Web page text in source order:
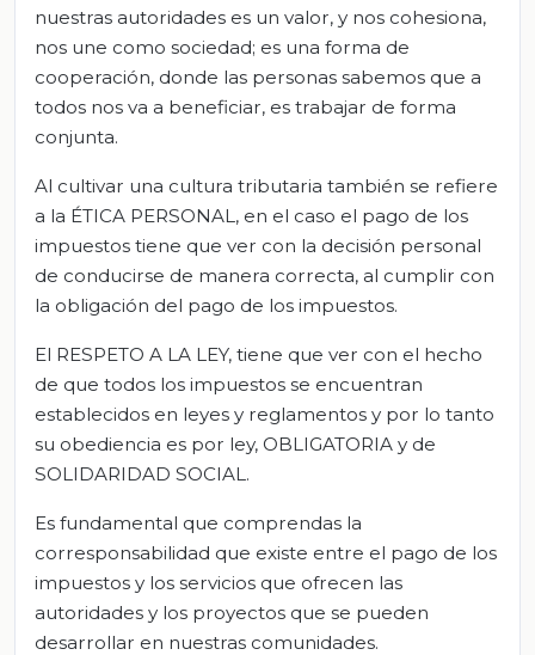
nuestras autoridades es un valor, y nos cohesiona,
nos une como sociedad; es una forma de
cooperación, donde las personas sabemos que a
todos nos va a beneficiar, es trabajar de forma
conjunta.
Al cultivar una cultura tributaria también se refiere
a la ÉTICA PERSONAL, en el caso el pago de los
impuestos tiene que ver con la decisión personal
de conducirse de manera correcta, al cumplir con
la obligación del pago de los impuestos.
El RESPETO A LA LEY, tiene que ver con el hecho
de que todos los impuestos se encuentran
establecidos en leyes y reglamentos y por lo tanto
su obediencia es por ley, OBLIGATORIA y de
SOLIDARIDAD SOCIAL.
Es fundamental que comprendas la
corresponsabilidad que existe entre el pago de los
impuestos y los servicios que ofrecen las
autoridades y los proyectos que se pueden
desarrollar en nuestras comunidades.